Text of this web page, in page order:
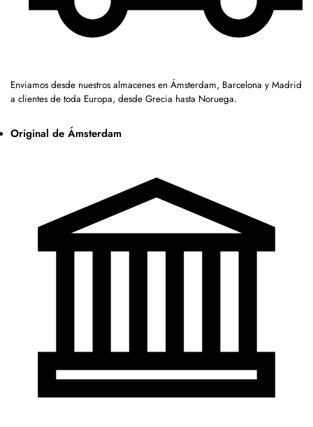
Enviamos desde nuestros almacenes en Ámsterdam, Barcelona y Madrid
a clientes de toda Europa, desde Grecia hasta Noruega.
Original de Ámsterdam